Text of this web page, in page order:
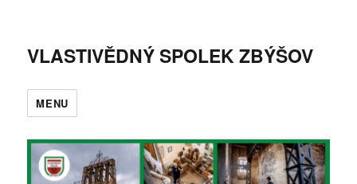
VLASTIVĚDNÝ SPOLEK ZBÝŠOV
MENU